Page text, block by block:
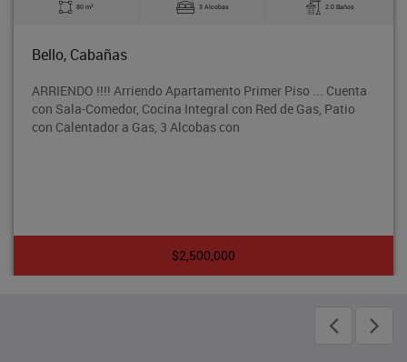
80 m2 3 Alcobas 2.0 Baños
Bello, Cabañas
ARRIENDO !!!! Arriendo Apartamento Primer Piso ... Cuenta
con Sala-Comedor, Cocina Integral con Red de Gas, Patio
con Calentador a Gas, 3 Alcobas con
$2,500,000